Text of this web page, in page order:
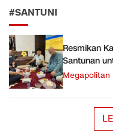
#SANTUNI
Resmikan
Santunan
Megapolitan